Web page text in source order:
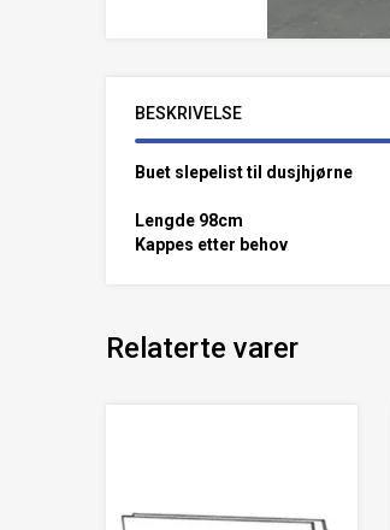
BESKRIVELSE
Buet slepelist til dusjhjørne
Lengde 98cm
Kappes etter behov
Relaterte varer